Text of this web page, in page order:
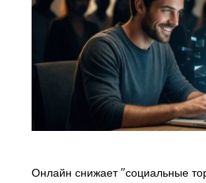
Онлайн снижает "социальные